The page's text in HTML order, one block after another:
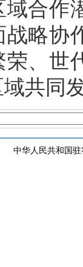
合作
略协
、世
共同
中华人民共和国